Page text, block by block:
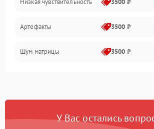
Измерения
Матрица
Проблемы питания
Низкая чувствительность 3500 ₽
Артефакты 3500 ₽
Шум матрицы 3500 ₽
У Вас остались